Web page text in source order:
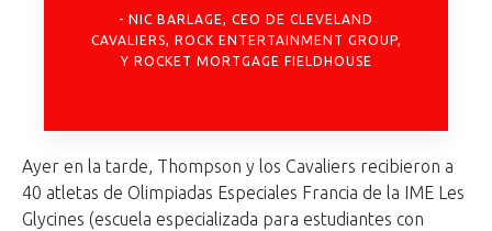
NIC BARLAGE, CEO DE CLEVELAND
CAVALIERS, ROCK ENTERTAINMENT GROUP,
Y ROCKET MORTGAGE FIELDHOUSE
Ayer en la tarde, Thompson y los Cavaliers recibieron a
40 atletas de Olimpiadas Especiales Francia de la IME Les
Glycines (escuela especializada para estudiantes con